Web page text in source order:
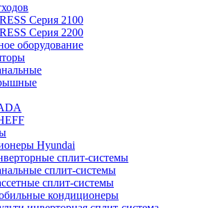
Серия 2100
Серия 2200
оборудование
Hyundai
сплит-системы
сплит-системы
сплит-системы
кондиционеры